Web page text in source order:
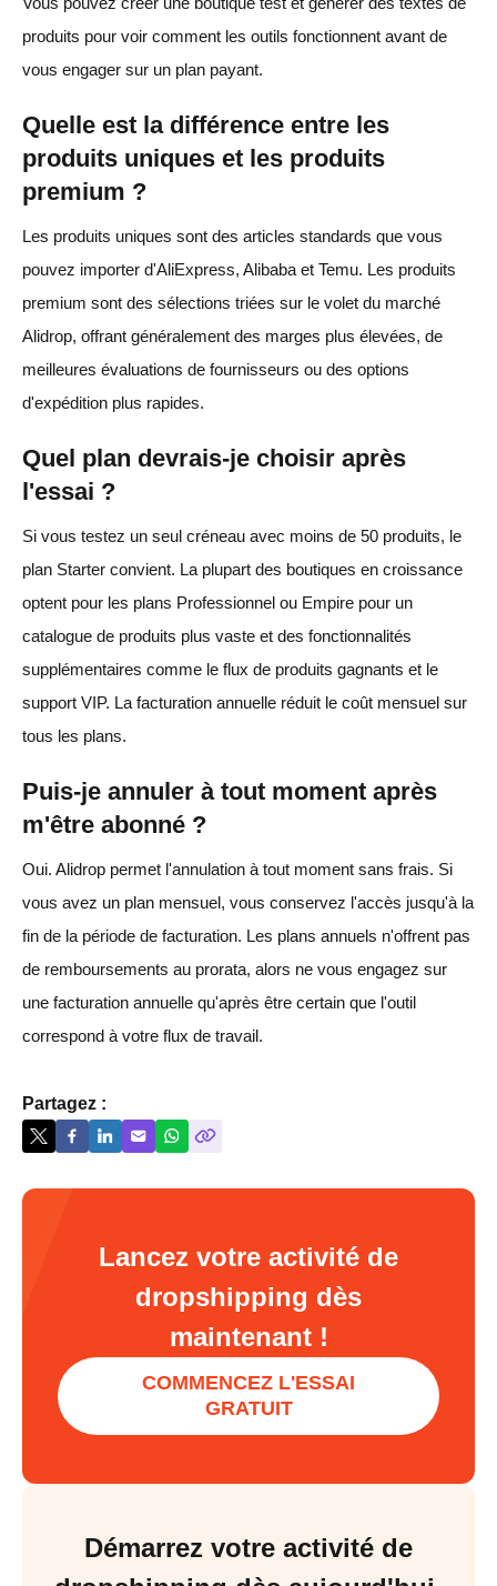
produits pour voir comment les outils fonctionnent avant de
vous engager sur un plan payant.
Quelle est la différence entre les
produits uniques et les produits
premium ?
Les produits uniques sont des articles standards que vous
pouvez importer d'AliExpress, Alibaba et Temu. Les produits
premium sont des sélections triées sur le volet du marché
Alidrop, offrant généralement des marges plus élevées, de
meilleures évaluations de fournisseurs ou des options
d'expédition plus rapides.
Quel plan devrais-je choisir après
l'essai ?
Si vous testez un seul créneau avec moins de 50 produits, le
plan Starter convient. La plupart des boutiques en croissance
optent pour les plans Professionnel ou Empire pour un
catalogue de produits plus vaste et des fonctionnalités
supplémentaires comme le flux de produits gagnants et le
support VIP. La facturation annuelle réduit le coût mensuel sur
tous les plans.
Puis-je annuler à tout moment après
m'être abonné ?
Oui. Alidrop permet l'annulation à tout moment sans frais. Si
vous avez un plan mensuel, vous conservez l'accès jusqu'à la
fin de la période de facturation. Les plans annuels n'offrent pas
de remboursements au prorata, alors ne vous engagez sur
une facturation annuelle qu'après être certain que l'outil
correspond à votre flux de travail.
Partagez :
Lancez votre activité de
dropshipping dès
maintenant !
COMMENCEZ L'ESSAI
GRATUIT
Démarrez votre activité de